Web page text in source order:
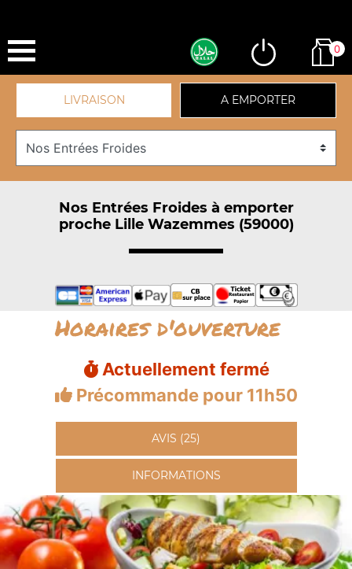
0
LIVRAISON A EMPORTER
Nos Entrées Froides à emporter
proche Lille Wazemmes (59000)
Horaires d'ouverture
Actuellement fermé
Précommande pour 11h50
AVIS (25)
INFORMATIONS